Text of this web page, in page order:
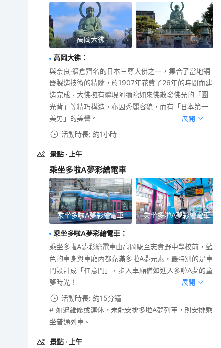
高岡大彿
高岡大彿 ：
與奈良‧鐮倉齊名的日本三尊大佛之一，集合了當地銅
器製造技術的精髓，於1907年花費了26年的時間而建
造完成。大佛擁有體現阿彌陀如來佛散發佛光的「圓
光背」等精巧構造，亦因秀麗容貌，而有「日本第一
美男」的美譽。
展開
活動時長: 約1小時
景點 · 上午
乘坐多啦A夢彩繪電車
乘坐多啦A夢彩繪電車 乘坐多啦A夢彩繪電車
乘坐多啦A夢彩繪電車 ：
乘坐多啦A夢彩繪電車由高岡駅至志貴野中學校前，藍
色的車身與車廂內都充滿多啦A夢元素，最特別的是車
門設計成「任意門」，步入車廂猶如進入多啦A夢的童
夢時光！
展開
活動時長: 約15分鐘
# 如遇維修或運休，未能安排多啦A夢列車，則安排乘
坐普通列車。
景點 · 上午